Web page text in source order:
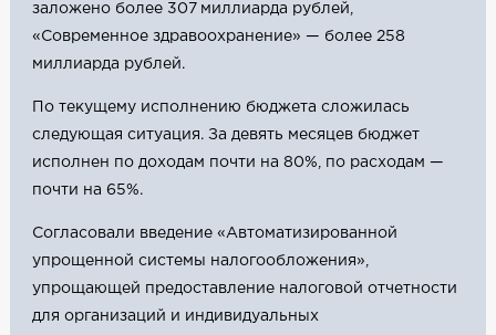
заложено более 307 миллиарда рублей,
«Современное здравоохранение» — более 258
миллиарда рублей.
По текущему исполнению бюджета сложилась
следующая ситуация. За девять месяцев бюджет
исполнен по доходам почти на 80%, по расходам —
почти на 65%.
Согласовали введение «Автоматизированной
упрощенной системы налогообложения»,
упрощающей предоставление налоговой отчетности
для организаций и индивидуальных